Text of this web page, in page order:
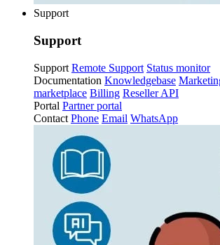
Support
Support
Support Remote Support Status monitor
Documentation Knowledgebase
marketplace Billing Reseller API
Portal Partner portal
Contact Phone Email WhatsApp